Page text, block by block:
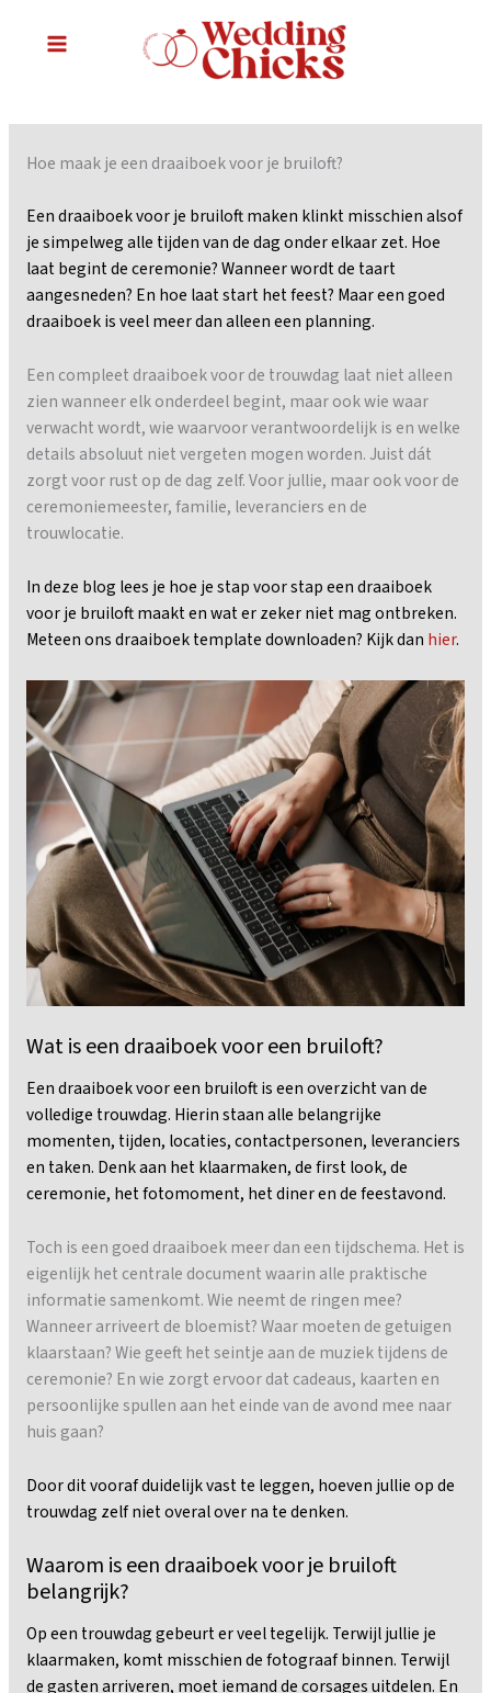
MAIN
Hoe maak je een draaiboek voor je bruiloft?
Een draaiboek voor je bruiloft maken klinkt misschien alsof
je simpelweg alle tijden van de dag onder elkaar zet. Hoe
laat begint de ceremonie? Wanneer wordt de taart
aangesneden? En hoe laat start het feest? Maar een goed
draaiboek is veel meer dan alleen een planning.
Een compleet draaiboek voor de trouwdag laat niet alleen
zien wanneer elk onderdeel begint, maar ook wie waar
verwacht wordt, wie waarvoor verantwoordelijk is en welke
details absoluut niet vergeten mogen worden. Juist dát
zorgt voor rust op de dag zelf. Voor jullie, maar ook voor de
ceremoniemeester, familie, leveranciers en de
trouwlocatie.
In deze blog lees je hoe je stap voor stap een draaiboek
voor je bruiloft maakt en wat er zeker niet mag ontbreken.
Meteen ons draaiboek template downloaden? Kijk dan hier.
Wat is een draaiboek voor een bruiloft?
Een draaiboek voor een bruiloft is een overzicht van de
volledige trouwdag. Hierin staan alle belangrijke
momenten, tijden, locaties, contactpersonen, leveranciers
en taken. Denk aan het klaarmaken, de first look, de
ceremonie, het fotomoment, het diner en de feestavond.
Toch is een goed draaiboek meer dan een tijdschema. Het is
eigenlijk het centrale document waarin alle praktische
informatie samenkomt. Wie neemt de ringen mee?
Wanneer arriveert de bloemist? Waar moeten de getuigen
klaarstaan? Wie geeft het seintje aan de muziek tijdens de
ceremonie? En wie zorgt ervoor dat cadeaus, kaarten en
persoonlijke spullen aan het einde van de avond mee naar
huis gaan?
Door dit vooraf duidelijk vast te leggen, hoeven jullie op de
trouwdag zelf niet overal over na te denken.
Waarom is een draaiboek voor je bruiloft
belangrijk?
Op een trouwdag gebeurt er veel tegelijk. Terwijl jullie je
klaarmaken, komt misschien de fotograaf binnen. Terwijl
de gasten arriveren, moet iemand de corsages uitdelen. En